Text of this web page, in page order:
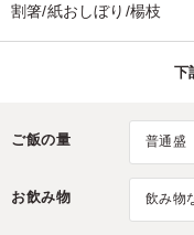
割箸/紙おしぼり/楊枝
下
ご飯の量
お飲み物